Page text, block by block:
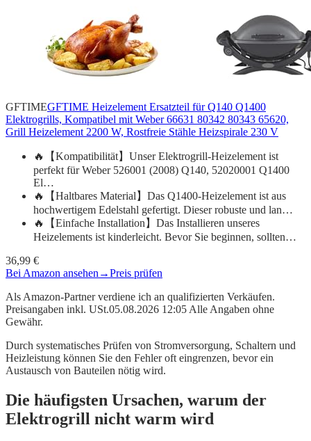
GFTIMEGFTIME Heizelement Ersatzteil für Q140 Q1400
Elektrogrills, Kompatibel mit Weber 66631 80342 80343 65620,
Grill Heizelement 2200 W, Rostfreie Stähle Heizspirale 230 V
🔥【Kompatibilität】Unser Elektrogrill-Heizelement ist
perfekt für Weber 526001 (2008) Q140, 52020001 Q1400
El…
🔥【Haltbares Material】Das Q1400-Heizelement ist aus
hochwertigem Edelstahl gefertigt. Dieser robuste und lan…
🔥【Einfache Installation】Das Installieren unseres
Heizelements ist kinderleicht. Bevor Sie beginnen, sollten…
36,99 €
Bei Amazon ansehen →Preis prüfen
Als Amazon-Partner verdiene ich an qualifizierten Verkäufen.
Preisangaben inkl. USt.05.08.2026 12:05 Alle Angaben ohne
Gewähr.
Durch systematisches Prüfen von Stromversorgung, Schaltern und
Heizleistung können Sie den Fehler oft eingrenzen, bevor ein
Austausch von Bauteilen nötig wird.
Die häufigsten Ursachen, warum der
Elektrogrill nicht warm wird